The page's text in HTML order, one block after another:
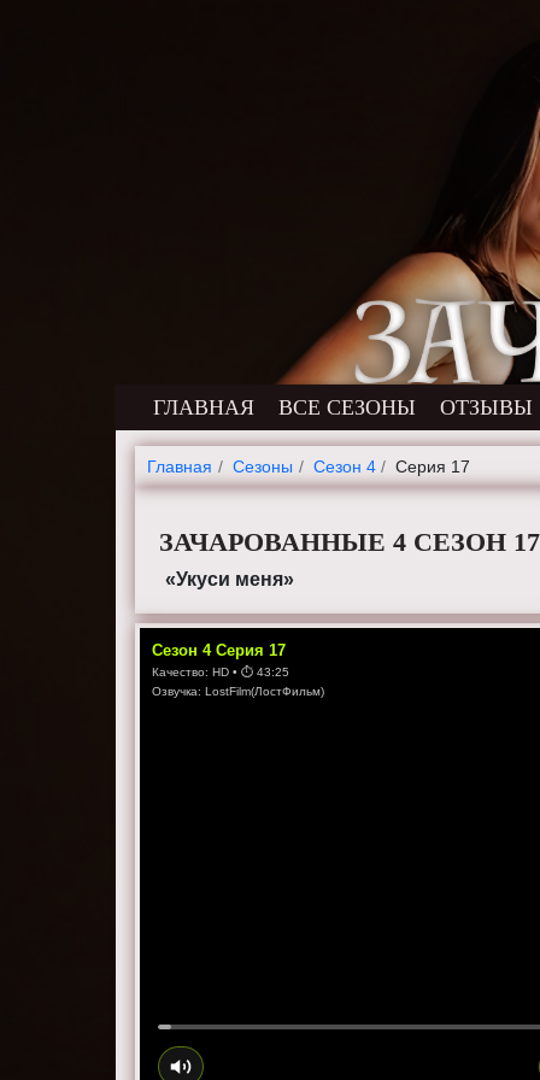
ГЛАВНАЯ ВСЕ СЕЗОНЫ ОТЗЫВЫ
Главная Cезоны Сезон 4 Серия 17
ЗАЧАРОВАННЫЕ 4 СЕЗОН
«Укуси меня»
Сезон4 Серия17
Качество:HD • ⏱43:25
Озвучка:LostFilm(ЛостФильм)